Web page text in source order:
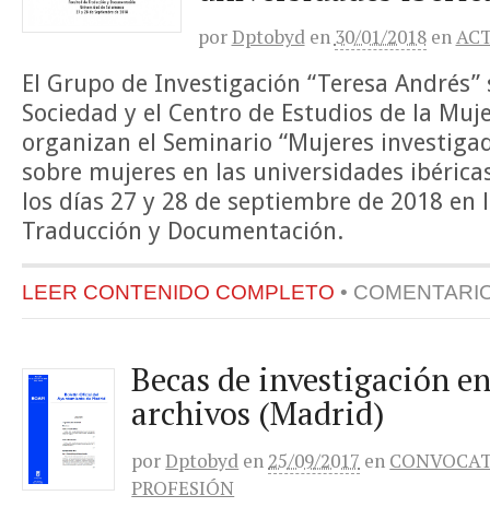
porDptobyd en 30/01/2018 en
El Grupo de Investigación “Teresa
Sociedad y el Centro de Estudios de la
organizan el Seminario “Mujeres
sobre mujeres en las universidades
los días 27 y 28 de septiembre de 2018 en
Traducción y Documentación.
LEER CONTENIDO COMPLETO •
Becas de investigación
archivos (Madrid)
porDptobyd en 25/09/2017 en
PROFESIÓN